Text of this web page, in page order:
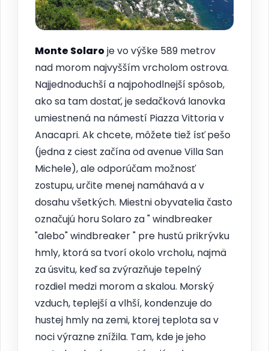
Monte Solaroje vo výške 589 metrov
nad morom najvyšším vrcholom ostrova.
Najjednoduchší a najpohodlnejší spôsob,
ako sa tam dostať, je sedačková lanovka
umiestnená na námestí Piazza Vittoria v
Anacapri. Ak chcete, môžete tiež ísť pešo
(jedna z ciest začína od avenue Villa San
Michele), ale odporúčam možnosť
zostupu, určite menej namáhavá a v
dosahu všetkých. Miestni obyvatelia často
označujú horu Solaro za " windbreaker
"alebo" windbreaker " pre hustú prikrývku
hmly, ktorá sa tvorí okolo vrcholu, najmä
za úsvitu, keď sa zvýrazňuje tepelný
rozdiel medzi morom a skalou. Morský
vzduch, teplejší a vlhší, kondenzuje do
hustej hmly na zemi, ktorej teplota sa v
noci výrazne znížila. Tam, kde je jeho